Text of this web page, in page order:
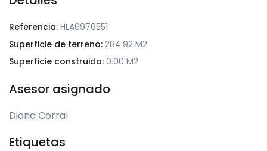
Referencia: HLA6976551
Superficie de terreno: 284.92 M2
Superficie construida: 0.00 M2
Asesor asignado
Diana Corral
Etiquetas